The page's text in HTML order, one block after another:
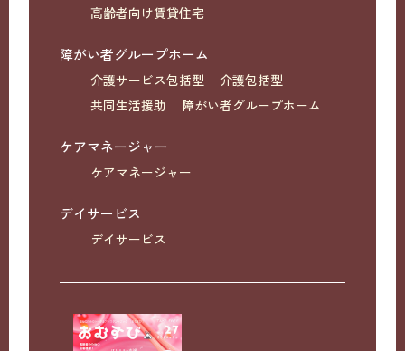
高齢者向け賃貸住宅
障がい者グループホーム
介護サービス包括型
介護包括型
共同生活援助
障がい者グループホーム
ケアマネージャー
ケアマネージャー
デイサービス
デイサービス